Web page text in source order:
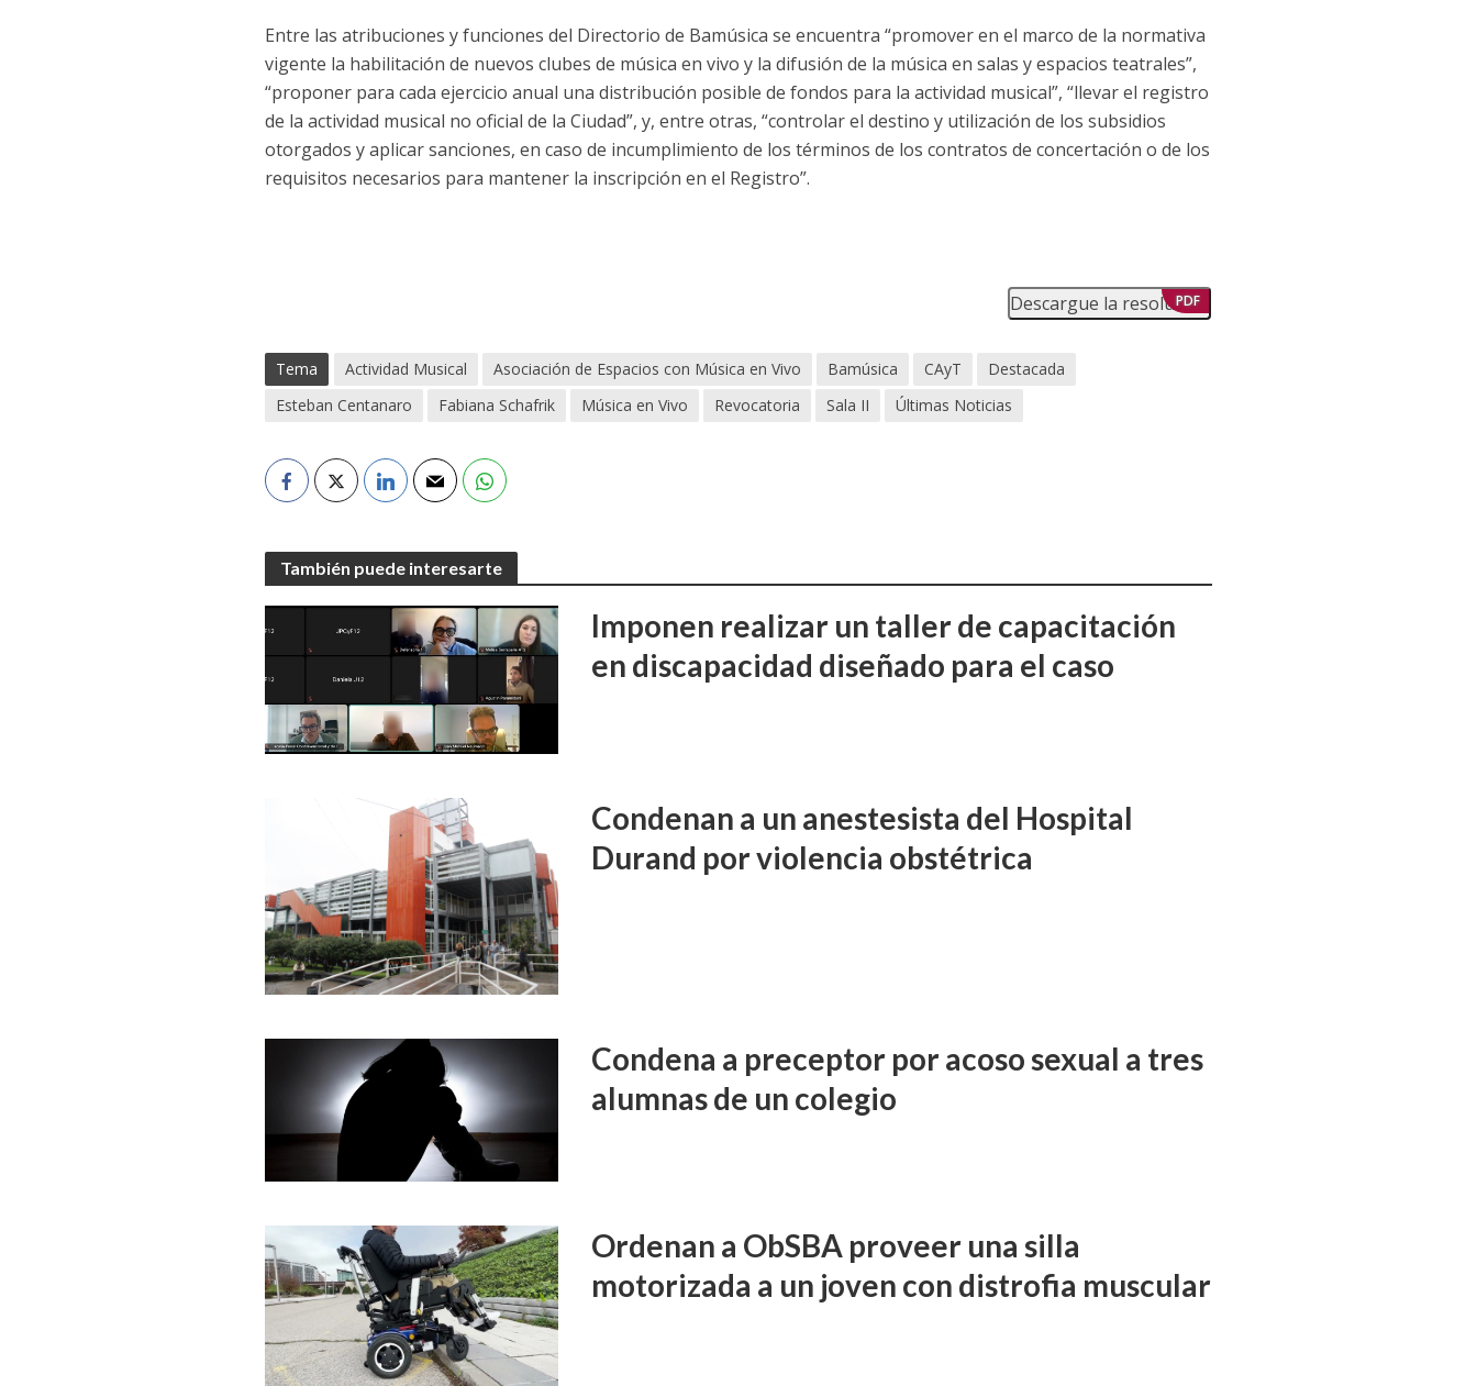
Entre las atribuciones y funciones del Directorio de Bamúsica se encuentra “promover en el marco de la normativa
vigente la habilitación de nuevos clubes de música en vivo y la difusión de la música en salas y espacios teatrales”,
“proponer para cada ejercicio anual una distribución posible de fondos para la actividad musical”, “llevar el registro
de la actividad musical no oficial de la Ciudad”, y, entre otras, “controlar el destino y utilización de los subsidios
otorgados y aplicar sanciones, en caso de incumplimiento de los términos de los contratos de concertación o de los
requisitos necesarios para mantener la inscripción en el Registro”.
Descargue la resolución
PDF
Tema Actividad Musical Asociación de Espacios con Música en Vivo Bamúsica CAyT
Destacada
Esteban Centanaro
Fabiana Schafrik Música en Vivo Revocatoria Sala II Últimas Noticias
También puede interesarte
Imponen realizar un taller de capacitación
en discapacidad diseñado para el caso
Condenan a un anestesista del Hospital
Durand por violencia obstétrica
Condena a preceptor por acoso sexual a tres
alumnas de un colegio
Ordenan a ObSBA proveer una silla
motorizada a un joven con distrofia muscular